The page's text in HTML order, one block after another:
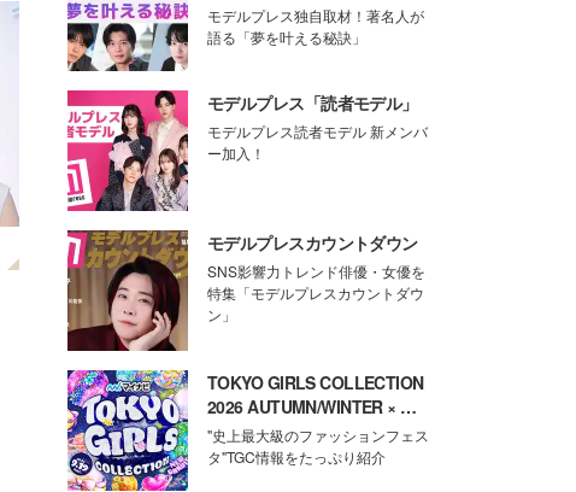
モデルプレス独自取材！著名人が
語る「夢を叶える秘訣」
モデルプレス「読者モデル」
モデルプレス読者モデル 新メンバ
ー加入！
モデルプレスカウントダウン
SNS影響力トレンド俳優・女優を
特集「モデルプレスカウントダウ
ン」
TOKYO GIRLS COLLECTION
2026 AUTUMN/WINTER × モ
デルプレス
"史上最大級のファッションフェス
タ"TGC情報をたっぷり紹介